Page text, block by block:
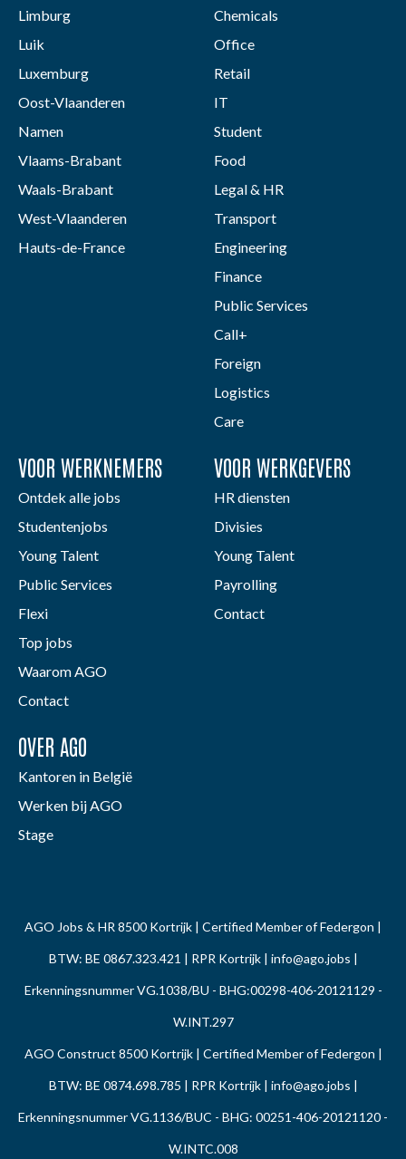
Limburg
Luik
Luxemburg
Oost-Vlaanderen
Namen
Vlaams-Brabant
Waals-Brabant
West-Vlaanderen
Hauts-de-France
Chemicals
Office
Retail
IT
Student
Food
Legal & HR
Transport
Engineering
Finance
Public Services
Call+
Foreign
Logistics
Care
VOOR WERKNEMERS
Ontdek alle jobs
Studentenjobs
Young Talent
Public Services
Flexi
Top jobs
Waarom AGO
Contact
VOOR WERKGEVERS
HR diensten
Divisies
Young Talent
Payrolling
Contact
OVER AGO
Kantoren in België
Werken bij AGO
Stage
AGO Jobs & HR 8500 Kortrijk | Certified Member of Federgon |
BTW: BE 0867.323.421 | RPR Kortrijk | info@ago.jobs |
Erkenningsnummer VG.1038/BU - BHG:00298-406-20121129 -
W.INT.297
AGO Construct 8500 Kortrijk | Certified Member of Federgon |
BTW: BE 0874.698.785 | RPR Kortrijk | info@ago.jobs |
Erkenningsnummer VG.1136/BUC - BHG: 00251-406-20121120 -
W.INTC.008